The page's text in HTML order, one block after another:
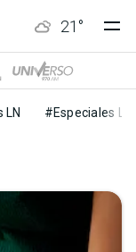
21 °
LN #Especiales LN